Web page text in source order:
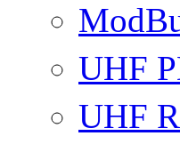
UHF
UHF